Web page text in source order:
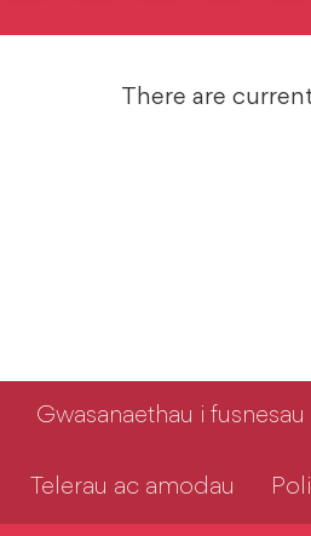
There are
Gwasanaethau i fusnesau
Telerau ac amodau